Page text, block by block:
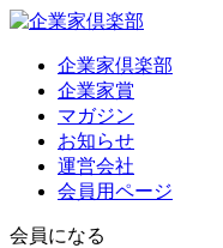
企業家倶楽部
企業家賞
マガジン
お知らせ
運営会社
会員用ページ
会員になる